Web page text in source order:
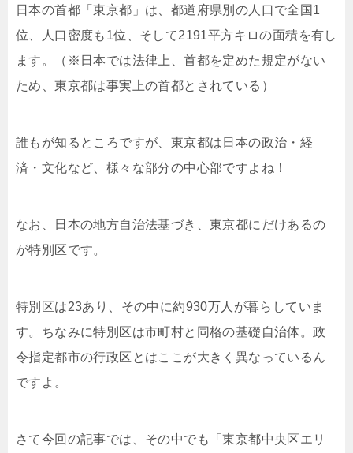
日本の首都「東京都」は、 都道府県別の人口で全国1
位、人口密度も1位、そして2191平方キロの面積を有し
ます。（※日本では法律上、首都を定めた規定がない
ため、東京都は事実上の首都とされている）
誰もが知るところですが、東京都は日本の政治・経
済・文化など、様々な部分の中心部ですよね！
なお、日本の地方自治法基づき、東京都にだけあるの
が特別区です。
特別区は23あり、その中に約930万人が暮らしていま
す。ちなみに特別区は市町村と同格の基礎自治体。政
令指定都市の行政区とはここが大きく異なっているん
ですよ。
さて今回の記事では、その中でも「東京都中央区エリ